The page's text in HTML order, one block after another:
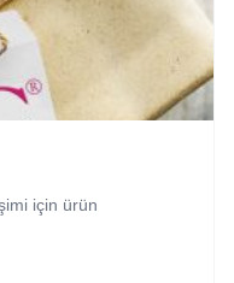
için ürün